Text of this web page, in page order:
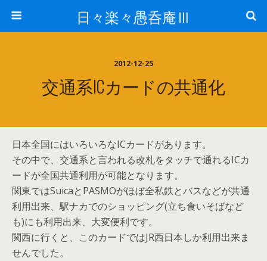
日々楽々愚呑庵Ⅲ
2012-12-25
交通系ICカードの共通化
日本全国にはいろいろなICカードがあります。
その中で、交通系と言われる改札をタッチで通れるICカ
ードが全国共通利用が可能となります。
関東ではSuicaとPASMOがほぼ全私鉄とバスなどが共通
利用出来、駅ナカでのショッピング(立ち食いそばなど
も)にも利用出来、大変便利です。
関西に行くと、このカードではJR西日本しか利用出来ま
せんでした。